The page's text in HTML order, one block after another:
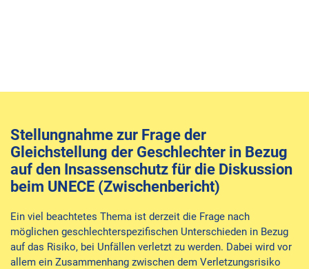
Stellungnahme zur Frage der
Gleichstellung der Geschlechter in Bezug
auf den Insassenschutz für die Diskussion
beim UNECE (Zwischenbericht)
Ein viel beachtetes Thema ist derzeit die Frage nach
möglichen geschlechterspezifischen Unterschieden in Bezug
auf das Risiko, bei Unfällen verletzt zu werden. Dabei wird vor
allem ein Zusammenhang zwischen dem Verletzungsrisiko